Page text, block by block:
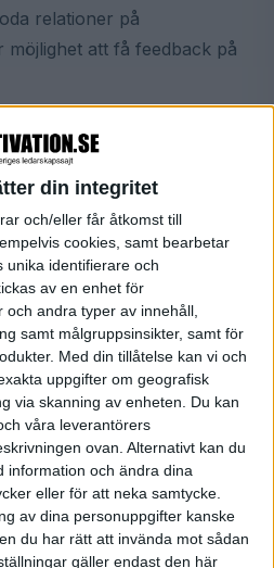
din integritet
och/eller får åtkomst till
cookies, samt bearbetar
unika identifierare och
av en enhet för
och andra typer av innehåll,
samt målgruppsinsikter, samt för
Med din tillåtelse kan vi och
uppgifter om geografisk
via skanning av enheten. Du kan
våra leverantörers
ovan. Alternativt kan du
information och ändra dina
eller för att neka samtycke.
av dina personuppgifter kanske
du har rätt att invända mot sådan
gäller endast den här
relationer på
möjlighet att få feedback på
att stödpersoner kan vara
att hantera de yrkesmässiga
de stöter på i jobbet. Det
och en extern
stödpersonen kan ge
som ledare i
stödet kan mera ses
för att avlasta chefen rent
normalt och något som
och stödjande
chefer bör erbjudas och
hälsa och ledarskap positivt,
ett pressmeddelande från